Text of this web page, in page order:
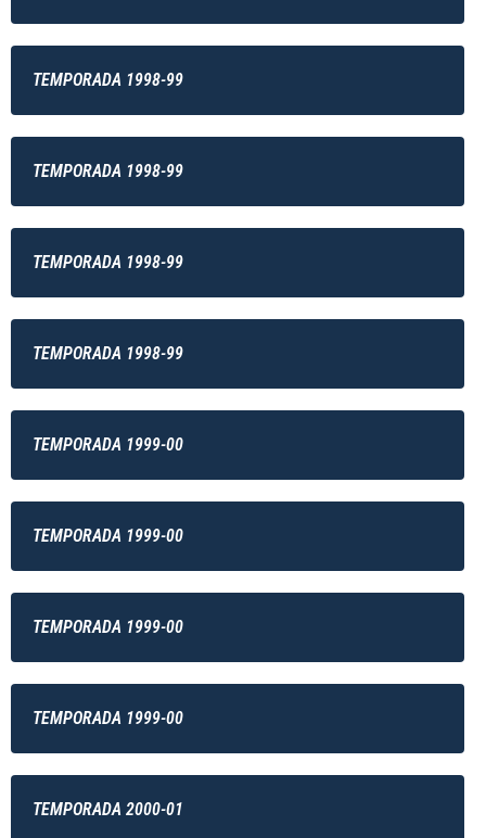
TEMPORADA 1998-99
TEMPORADA 1998-99
TEMPORADA 1998-99
TEMPORADA 1998-99
TEMPORADA 1999-00
TEMPORADA 1999-00
TEMPORADA 1999-00
TEMPORADA 1999-00
TEMPORADA 2000-01